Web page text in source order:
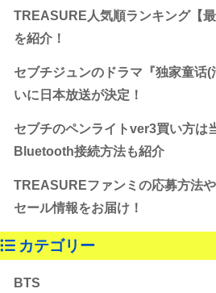
TREASURE人気順ランキング【
を紹介！
セブチジュンのドラマ『独家童话
いに日本放送が決定！
セブチのペンライトver3買い方は
Bluetooth接続方法も紹介
TREASUREファンミの応募方法
セール情報をお届け！
カテゴリー
BTS